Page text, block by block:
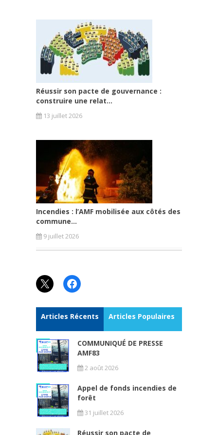
Réussir son pacte de gouvernance :
construire une relat...
13 juillet 2026
Incendies : l’AMF mobilisée aux côtés des
commune...
9 juillet 2026
X Facebook
Articles Récents Articles Populaires
COMMUNIQUÉ DE PRESSE
AMF83
2 août 2026
Appel de fonds incendies de
forêt
31 juillet 2026
Réussir son pacte de